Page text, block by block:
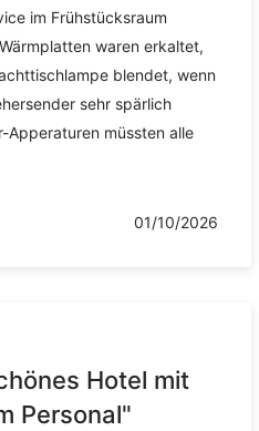
im Frühstücksraum
waren erkaltet,
blendet, wenn
sehr spärlich
Apperaturen müssten alle
01/10/2026
Hotel mit
Personal"